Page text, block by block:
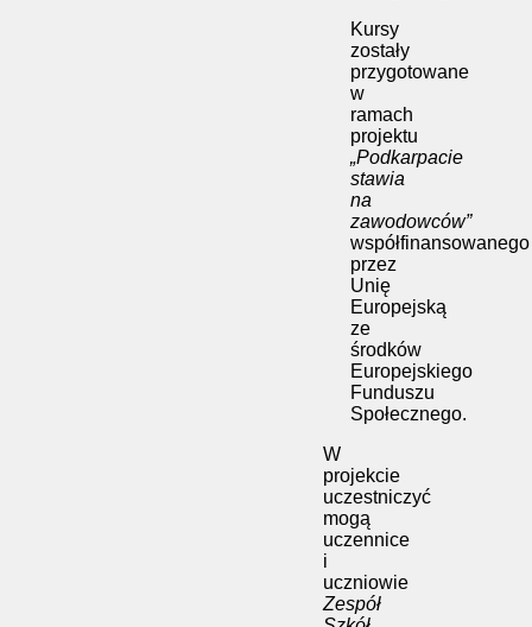
Kursy
zostały
przygotowane
w
ramach
projektu
„Podkarpacie
stawia
na
zawodowców”
współfinansowanego
przez
Unię
Europejską
ze
środków
Europejskiego
Funduszu
Społecznego.
W
projekcie
uczestniczyć
mogą
uczennice
i
uczniowie
Zespół